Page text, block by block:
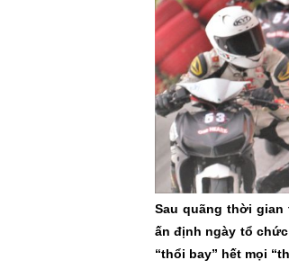
Sau quãng thời gian
ấn định ngày tổ
“thổi bay” hết mọi